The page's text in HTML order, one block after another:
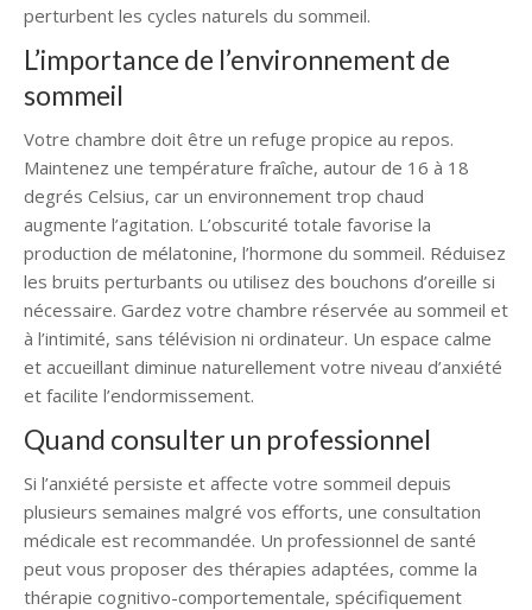
perturbent les cycles naturels du sommeil.
L’importance de l’environnement de
sommeil
Votre chambre doit être un refuge propice au repos.
Maintenez une température fraîche, autour de 16 à 18
degrés Celsius, car un environnement trop chaud
augmente l’agitation. L’obscurité totale favorise la
production de mélatonine, l’hormone du sommeil. Réduisez
les bruits perturbants ou utilisez des bouchons d’oreille si
nécessaire. Gardez votre chambre réservée au sommeil et
à l’intimité, sans télévision ni ordinateur. Un espace calme
et accueillant diminue naturellement votre niveau d’anxiété
et facilite l’endormissement.
Quand consulter un professionnel
Si l’anxiété persiste et affecte votre sommeil depuis
plusieurs semaines malgré vos efforts, une consultation
médicale est recommandée. Un professionnel de santé
peut vous proposer des thérapies adaptées, comme la
thérapie cognitivo-comportementale, spécifiquement